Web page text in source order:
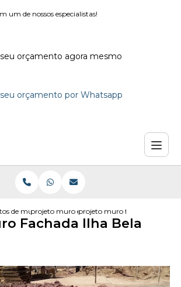
um de nossos especialistas!
orçamento agora mesmo
seu orçamento por Whatsapp
de muroprojeto muro em campinas
projeto muro fachada ilha
Fachada Ilha Bela